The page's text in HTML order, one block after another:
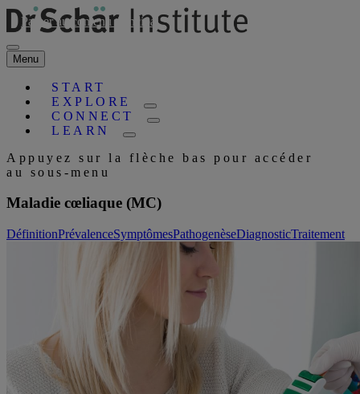
Passer au contenu principal
Menu
START
EXPLORE
CONNECT
LEARN
Appuyez sur la flèche bas pour accéder
au sous-menu
Maladie cœliaque (MC)
DéfinitionPrévalenceSymptômesPathogenèseDiagnosticTraitement